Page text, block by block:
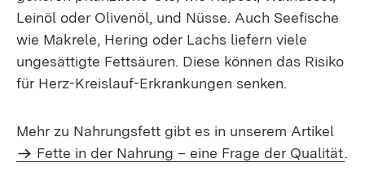
Leinöl oder Olivenöl, und Nüsse. Auch Seefische
wie Makrele, Hering oder Lachs liefern viele
ungesättigte Fettsäuren. Diese können das Risiko
für Herz-Kreislauf-Erkrankungen senken.
Mehr zu Nahrungsfett gibt es in unserem Artikel
Fette in der Nahrung – eine Frage der Qualität.